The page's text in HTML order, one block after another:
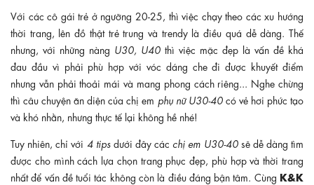
Với các cô gái trẻ ở ngưỡng 20-25, thì việc chạy theo các xu hướng
thời trang, lên đồ thật trẻ trung và trendy là điều quá dễ dàng. Thế
nhưng, với những nàng U30, U40 thì việc mặc đẹp là vấn đề khá
đau đầu vì phải phù hợp với vóc dáng che đi được khuyết điểm
nhưng vẫn phải thoải mái và mang phong cách riêng... Nghe chừng
thì câu chuyện ăn diện của chị em phụ nữ U30-40có vẻ hơi phức tạo
và khó nhằn, nhưng thực tế lại không hề nhé!
Tuy nhiên, chỉ với 4 tipsdưới đây các chị em U30-40sẽ dễ dàng tìm
được cho mình cách lựa chọn trang phục đẹp, phù hợp và thời trang
nhất để vấn đề tuổi tác không còn là điều đáng bận tâm. Cùng K&K